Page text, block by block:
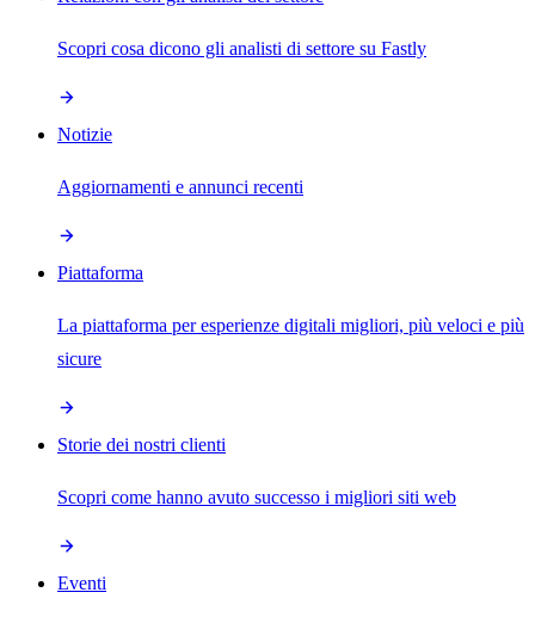
Scopri cosa dicono gli analisti di settore su Fastly
Notizie
Aggiornamenti e annunci recenti
Piattaforma
La piattaforma per esperienze digitali migliori, più veloci e più
sicure
Storie dei nostri clienti
Scopri come hanno avuto successo i migliori siti web
Eventi